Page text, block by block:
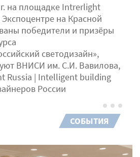
г. на площадке Intrerlight
на Красной
победители и призёры
светодизайн»,
ВНИСИ им. С.И. Вавилова,
Russia | Intelligent building
России
СОБЫТИЯ